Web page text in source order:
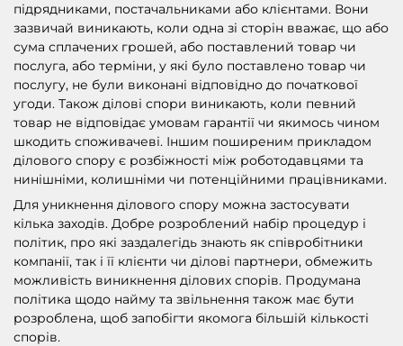
підрядниками, постачальниками або клієнтами. Вони
зазвичай виникають, коли одна зі сторін вважає, що або
сума сплачених грошей, або поставлений товар чи
послуга, або терміни, у які було поставлено товар чи
послугу, не були виконані відповідно до початкової
угоди. Також ділові спори виникають, коли певний
товар не відповідає умовам гарантії чи якимось чином
шкодить споживачеві. Іншим поширеним прикладом
ділового спору є розбіжності між роботодавцями та
нинішніми, колишніми чи потенційними працівниками.
Для уникнення ділового спору можна застосувати
кілька заходів. Добре розроблений набір процедур і
політик, про які заздалегідь знають як співробітники
компанії, так і її клієнти чи ділові партнери, обмежить
можливість виникнення ділових спорів. Продумана
політика щодо найму та звільнення також має бути
розроблена, щоб запобігти якомога більшій кількості
спорів.